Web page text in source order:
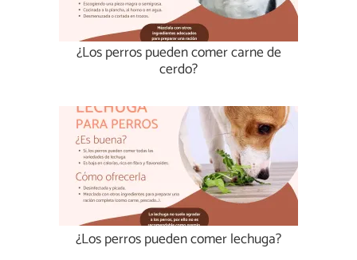
¿Los perros pueden comer carne de
cerdo?
¿Los perros pueden comer lechuga?